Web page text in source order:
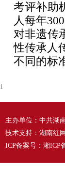
考评补助
人每年
对非遗传
性传承人
不同的标
1
主办单位：中共湖
技术支持：湖南红
ICP备案号： 湘ICP